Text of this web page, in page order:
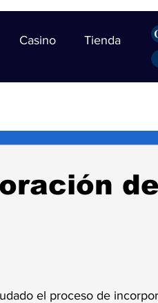
Casino Tienda
de
el proceso de